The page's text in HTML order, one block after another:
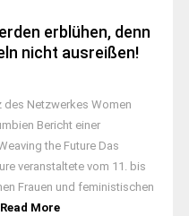
erblühen, denn
nicht ausreißen!
Netzwerkes Women
Bericht einer
the Future Das
veranstaltete vom 11. bis
Frauen und feministischen
Read More